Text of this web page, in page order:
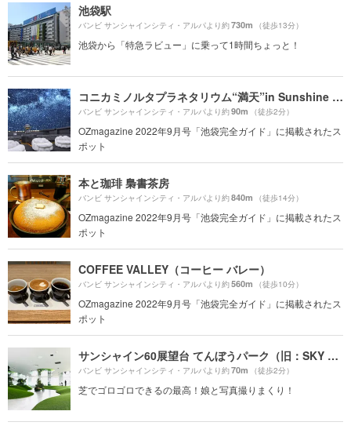
池袋駅
バンビ サンシャインシティ・アルパより約730m （徒歩13分）
池袋から「特急ラビュー」に乗って1時間ちょっと！
コニカミノルタプラネタリウム“満天”in Sunshine City
バンビ サンシャインシティ・アルパより約90m （徒歩2分）
OZmagazine 2022年9月号「池袋完全ガイド」に掲載されたス
ポット
本と珈琲 梟書茶房
バンビ サンシャインシティ・アルパより約840m （徒歩14分）
OZmagazine 2022年9月号「池袋完全ガイド」に掲載されたス
ポット
COFFEE VALLEY（コーヒー バレー）
バンビ サンシャインシティ・アルパより約560m （徒歩10分）
OZmagazine 2022年9月号「池袋完全ガイド」に掲載されたス
ポット
サンシャイン60展望台 てんぼうパーク（旧：SKY CIRCUS サンシャイン60展望台）
バンビ サンシャインシティ・アルパより約70m （徒歩2分）
芝でゴロゴロできるの最高！娘と写真撮りまくり！